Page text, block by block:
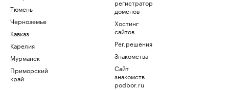
Тюмень
Черноземье
Кавказ
Карелия
Мурманск
Приморский
край
регистратор
доменов
Хостинг
сайтов
Рег.решения
Знакомства
Сайт
знакомств
podbor.ru